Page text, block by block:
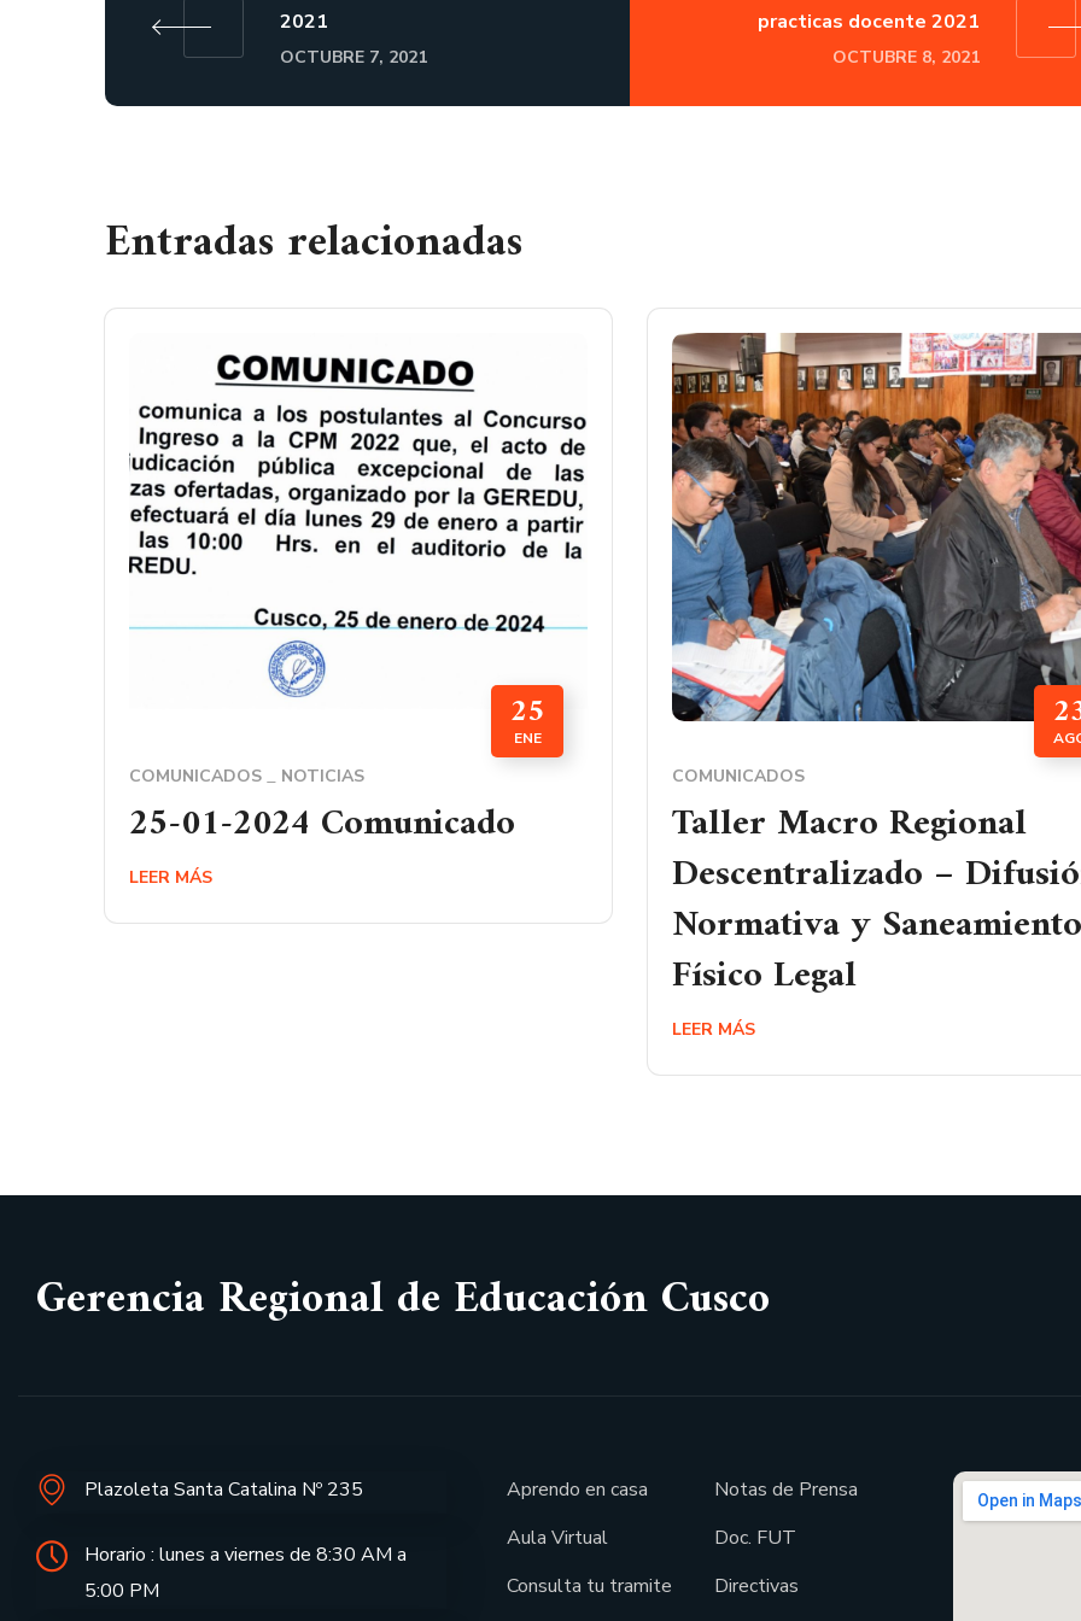
2021
OCTUBRE 7, 2021
practicas docente 2021
OCTUBRE 8, 2021
Entradas relacionadas
25
ENE
COMUNICADOS NOTICIAS
25-01-2024 Comunicado
LEER MÁS
COMUNICADOS
Taller Macro Regional
Descentralizado –
Normativa y Saneamiento
Físico Legal
LEER MÁS
Gerencia Regional de Educación Cusco
Plazoleta Santa Catalina Nº 235
Horario : lunes a viernes de 8:30 AM a
5:00 PM
Aprendo en casa
Aula Virtual
Consulta tu tramite
Notas de Prensa
Doc. FUT
Directivas